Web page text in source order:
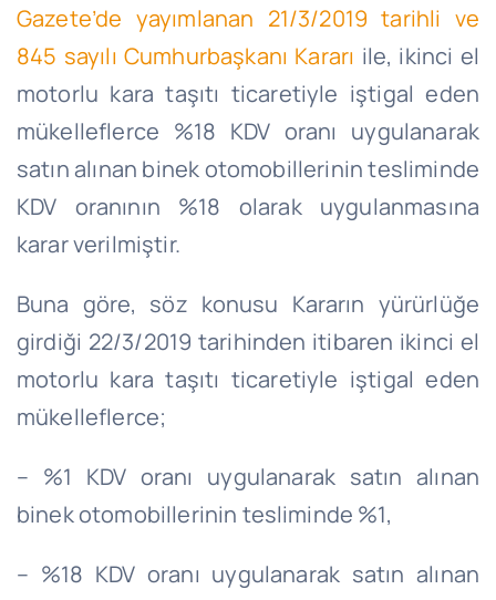
Gazete’de yayımlanan 21/3/2019 tarihli ve
845 sayılı Cumhurbaşkanı Kararı ile, ikinci el
motorlu kara taşıtı ticaretiyle iştigal eden
mükelleflerce %18 KDV oranı uygulanarak
satın alınan binek otomobillerinin tesliminde
KDV oranının %18 olarak uygulanmasına
karar verilmiştir.
Buna göre, söz konusu Kararın yürürlüğe
girdiği 22/3/2019 tarihinden itibaren ikinci el
motorlu kara taşıtı ticaretiyle iştigal eden
mükelleflerce;
– %1 KDV oranı uygulanarak satın alınan
binek otomobillerinin tesliminde %1,
– %18 KDV oranı uygulanarak satın alınan